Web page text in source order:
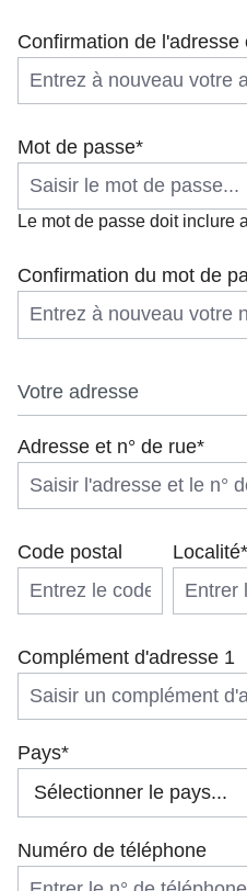
Confirmation de l'adresse
Mot de passe*
Le mot de passe doit inclure
Confirmation du mot de
Votre adresse
Adresse et n° de rue*
Code postal Localité*
Complément d'adresse 1
Pays*
Numéro de téléphone